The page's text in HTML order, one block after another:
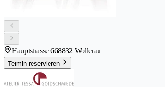
Hauptstrasse 668832 Wollerau
Termin reservieren